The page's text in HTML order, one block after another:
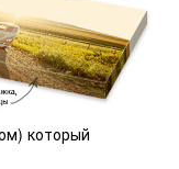
который